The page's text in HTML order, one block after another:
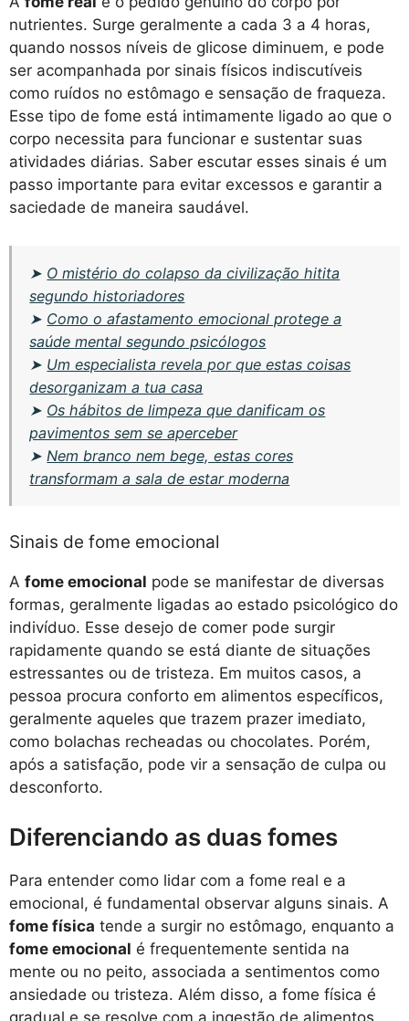
nutrientes. Surge geralmente a cada 3 a 4 horas,
quando nossos níveis de glicose diminuem, e pode
ser acompanhada por sinais físicos indiscutíveis
como ruídos no estômago e sensação de fraqueza.
Esse tipo de fome está intimamente ligado ao que o
corpo necessita para funcionar e sustentar suas
atividades diárias. Saber escutar esses sinais é um
passo importante para evitar excessos e garantir a
saciedade de maneira saudável.
➤ O mistério do colapso da civilização hitita
segundo historiadores
➤ Como o afastamento emocional protege a
saúde mental segundo psicólogos
➤ Um especialista revela por que estas coisas
desorganizam a tua casa
➤ Os hábitos de limpeza que danificam os
pavimentos sem se aperceber
➤ Nem branco nem bege, estas cores
transformam a sala de estar moderna
Sinais de fome emocional
A fome emocional pode se manifestar de diversas
formas, geralmente ligadas ao estado psicológico do
indivíduo. Esse desejo de comer pode surgir
rapidamente quando se está diante de situações
estressantes ou de tristeza. Em muitos casos, a
pessoa procura conforto em alimentos específicos,
geralmente aqueles que trazem prazer imediato,
como bolachas recheadas ou chocolates. Porém,
após a satisfação, pode vir a sensação de culpa ou
desconforto.
Diferenciando as duas fomes
Para entender como lidar com a fome real e a
emocional, é fundamental observar alguns sinais. A
fome física tende a surgir no estômago, enquanto a
fome emocional é frequentemente sentida na
mente ou no peito, associada a sentimentos como
ansiedade ou tristeza. Além disso, a fome física é
gradual e se resolve com a ingestão de alimentos